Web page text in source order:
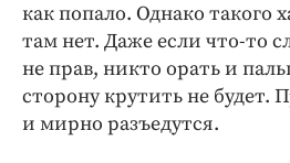
как попало. Однако такого
там нет. Даже если что-то
не прав, никто орать и
сторону крутить не будет.
и мирно разъедутся.